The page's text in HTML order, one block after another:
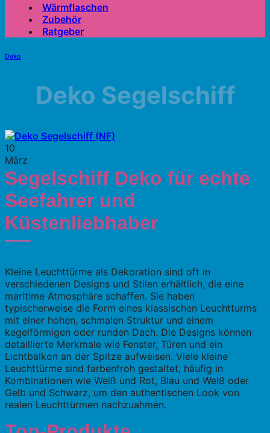
Wärmflaschen
Zubehör
Ratgeber
Deko
Deko Segelschiff
10
März
Segelschiff Deko für echte
Seefahrer und
Küstenliebhaber
Kleine Leuchttürme als Dekoration sind oft in
verschiedenen Designs und Stilen erhältlich, die eine
maritime Atmosphäre schaffen. Sie haben
typischerweise die Form eines klassischen Leuchtturms
mit einer hohen, schmalen Struktur und einem
kegelförmigen oder runden Dach. Die Designs können
detaillierte Merkmale wie Fenster, Türen und ein
Lichtbalkon an der Spitze aufweisen. Viele kleine
Leuchttürme sind farbenfroh gestaltet, häufig in
Kombinationen wie Weiß und Rot, Blau und Weiß oder
Gelb und Schwarz, um den authentischen Look von
realen Leuchttürmen nachzuahmen.